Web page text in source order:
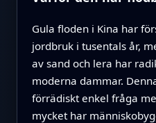
Gula floden i Kina har
jordbruk i tusentals år,
av sand och lera har
moderna dammar.
förrädiskt enkel fråga
mycket har